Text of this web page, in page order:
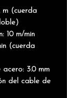
m (cuerda
10 m/min
(cuerda
3.0 mm
del cable de